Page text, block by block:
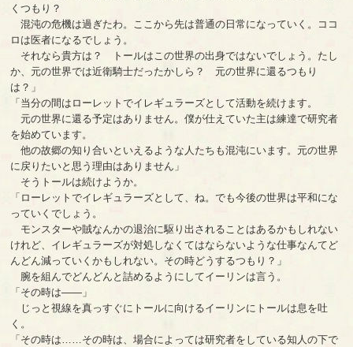
くつもり？
混沌の危機は過ぎたわ。ここから先は普通の日常になっていく。ココ
ロは医者になるでしょう。
それなら貴方は？ トールはこの世界の出身ではないでしょう。たし
か、元の世界では近衛騎士だったかしら？ 元の世界に還るつもり
は？」
「当分の間はローレットでイレギュラーズとして活動を続けます。
元の世界に還る予定はありません。僕が仕えていた主は練達で研究者
を始めています。
他の故郷の知り合いといえるような人たちも混沌にいます。元の世界
に戻りたいと思う理由はありません」
そうトールは続けようか。
「ローレットでイレギュラーズとして、ね。でも今後の世界は平和にな
っていくでしょう。
モンスターや賊なんかの退治に駆り出されることはあるかもしれない
けれど、イレギュラーズが対処しなくてはならないような仕事なんてど
んどん減っていくかもしれない。その時どうするつもり？」
腕を組んでどんどんと詰めるようにしてイーリンは言う。
「その時は――」
じっと視線を真っすぐにトールに向けるイーリンにトールは息を吐
く。
「その時は……その時は、場合によっては研究者をしている知人の下で